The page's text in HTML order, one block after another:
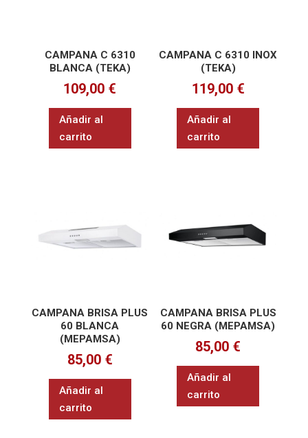
CAMPANA C 6310
BLANCA (TEKA)
109,00 €
Añadir al
carrito
CAMPANA C 6310 INOX
(TEKA)
119,00 €
Añadir al
carrito
CAMPANA BRISA PLUS
60 BLANCA
(MEPAMSA)
85,00 €
Añadir al
carrito
CAMPANA BRISA PLUS
60 NEGRA (MEPAMSA)
85,00 €
Añadir al
carrito